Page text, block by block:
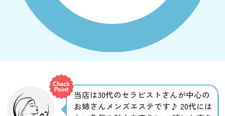
当店は30代のセラピストさんが中心の
お姉さんメンズエステです♪ 20代には